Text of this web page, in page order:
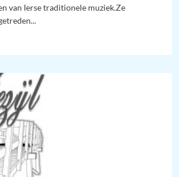
van Ierse traditionele muziek.Ze